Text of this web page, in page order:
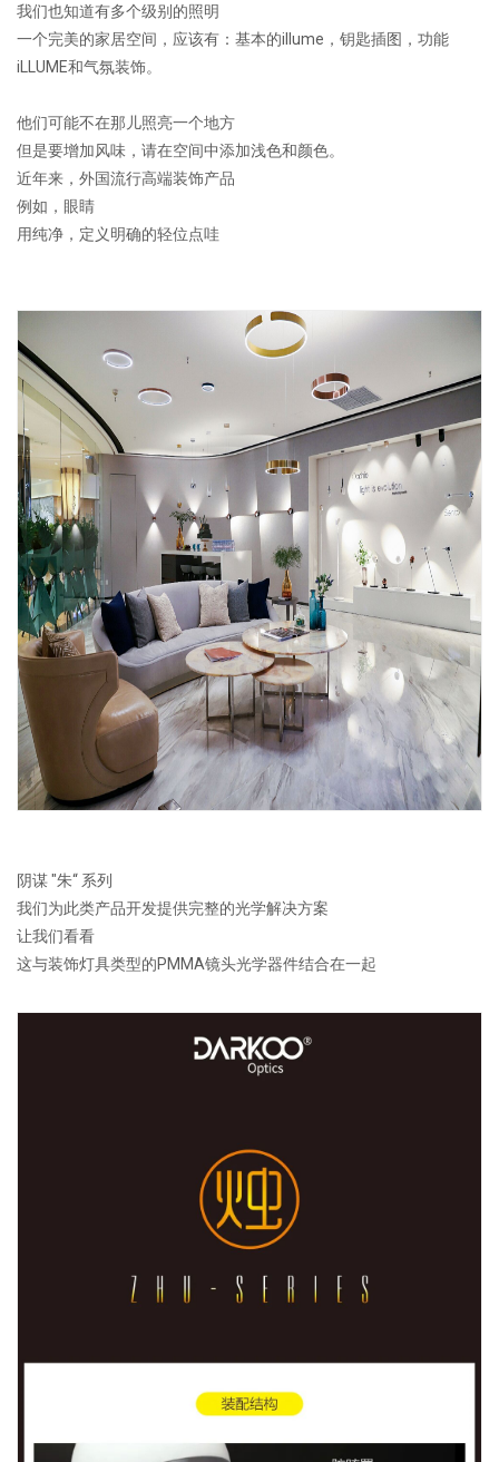
我们也知道有多个级别的照明
一个完美的家居空间，应该有：基本的illume，钥匙插图，功能
iLLUME和气氛装饰。
他们可能不在那儿照亮一个地方
但是要增加风味，请在空间中添加浅色和颜色。
近年来，外国流行高端装饰产品
例如，眼睛
用纯净，定义明确的轻位点哇
阴谋"朱“ 系列
我们为此类产品开发提供完整的光学解决方案
让我们看看
这与装饰灯具类型的PMMA镜头光学器件结合在一起